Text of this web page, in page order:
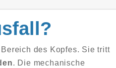
des Kopfes. Sie tritt
. Die mechanische